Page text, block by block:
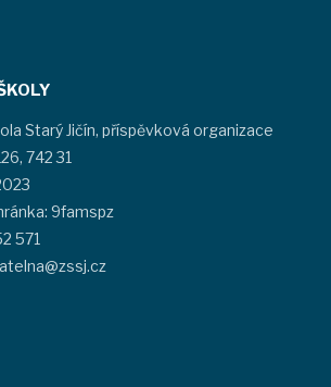
Starý Jičín, příspěvková organizace
742 31
9famspz
571